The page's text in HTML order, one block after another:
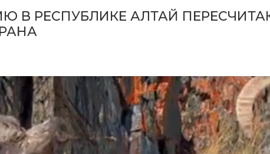
В РЕСПУБЛИКЕ АЛТАЙ